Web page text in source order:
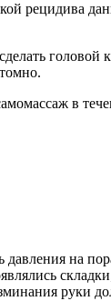
рецидива
в
на
руки